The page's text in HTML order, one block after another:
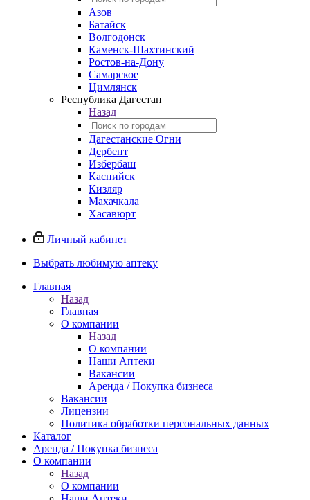
Азов
Батайск
Волгодонск
Каменск-Шахтинский
Ростов-на-Дону
Самарское
Цимлянск
Республика Дагестан
Назад
Дагестанские Огни
Дербент
Избербаш
Каспийск
Кизляр
Махачкала
Хасавюрт
Личный кабинет
Выбрать любимую аптеку
Главная
Назад
Главная
О компании
Назад
О компании
Наши Аптеки
Вакансии
Аренда / Покупка бизнеса
Вакансии
Лицензии
Политика обработки персональных данных
Каталог
Аренда / Покупка бизнеса
О компании
Назад
О компании